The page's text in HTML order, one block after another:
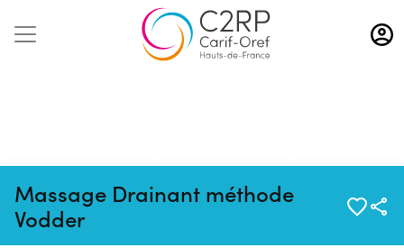
Aller
au
contenu
Massage Drainant méthode
Vodder
Mise à jour :
14/04/2026
Formation :
2488547F
Source :
TEMANA
Session de formation